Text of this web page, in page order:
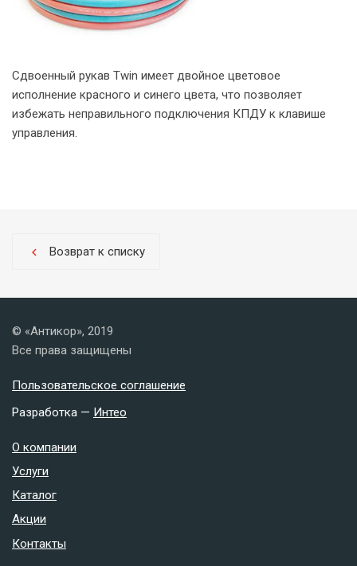
Сдвоенный рукав Twin имеет двойное цветовое
исполнение красного и синего цвета, что позволяет
избежать неправильного подключения КПДУ к клавише
управления.
chevron_left Возврат к списку
© «Антикор», 2019
Все права защищены
Пользовательское соглашение
Разработка — Интео
О компании
Услуги
Каталог
Акции
Контакты